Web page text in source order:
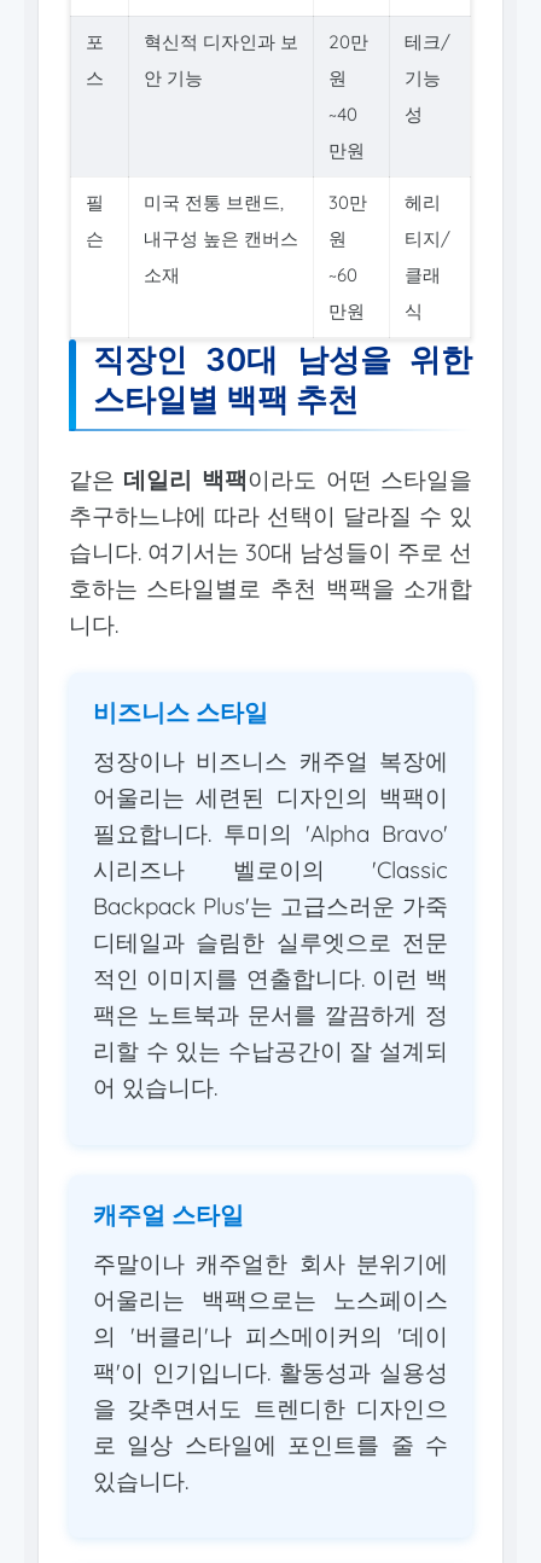
포
스
혁신적 디자인과 보
안 기능
20만
원
~40
만원
테크/
기능
성
필
슨
미국 전통 브랜드,
내구성 높은 캔버스
소재
30만
원
~60
만원
헤리
티지/
클래
식
직장인 30대 남성을 위한
스타일별 백팩 추천
같은 데일리 백팩이라도 어떤 스타일을
추구하느냐에 따라 선택이 달라질 수 있
습니다. 여기서는 30대 남성들이 주로 선
호하는 스타일별로 추천 백팩을 소개합
니다.
비즈니스 스타일
정장이나 비즈니스 캐주얼 복장에
어울리는 세련된 디자인의 백팩이
필요합니다. 투미의 'Alpha Bravo'
시리즈나 벨로이의 'Classic
Backpack Plus'는 고급스러운 가죽
디테일과 슬림한 실루엣으로 전문
적인 이미지를 연출합니다. 이런 백
팩은 노트북과 문서를 깔끔하게 정
리할 수 있는 수납공간이 잘 설계되
어 있습니다.
캐주얼 스타일
주말이나 캐주얼한 회사 분위기에
어울리는 백팩으로는 노스페이스
의 '버클리'나 피스메이커의 '데이
팩'이 인기입니다. 활동성과 실용성
을 갖추면서도 트렌디한 디자인으
로 일상 스타일에 포인트를 줄 수
있습니다.